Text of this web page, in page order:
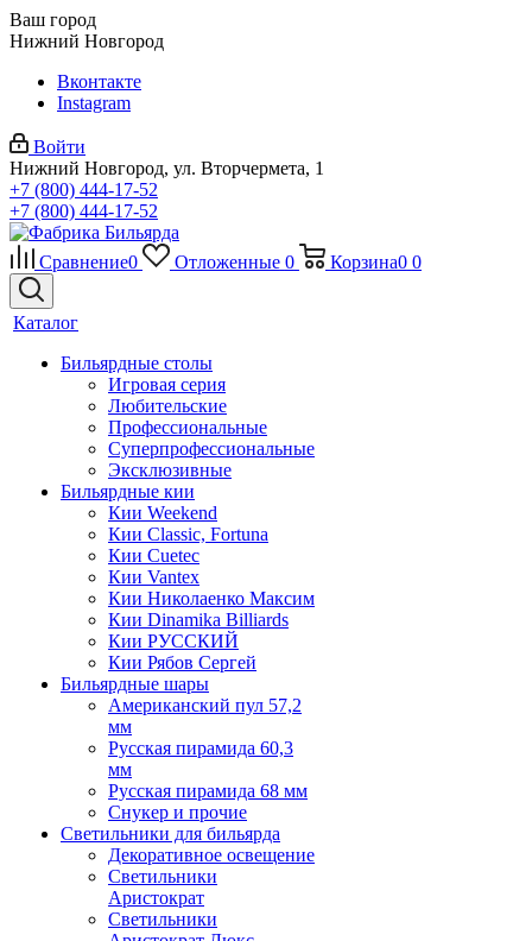
Ваш город
Нижний Новгород
Вконтакте
Instagram
Войти
Нижний Новгород, ул. Вторчермета, 1
+7 (800) 444-17-52
+7 (800) 444-17-52
Сравнение0 Отложенные 0 Корзина0 0
Каталог
Бильярдные столы
Игровая серия
Любительские
Профессиональные
Суперпрофессиональные
Эксклюзивные
Бильярдные кии
Кии Weekend
Кии Classic, Fortuna
Кии Cuetec
Кии Vantex
Кии Николаенко Максим
Кии Dinamika Billiards
Кии РУССКИЙ
Кии Рябов Сергей
Бильярдные шары
Американский пул 57,2
мм
Русская пирамида 60,3
мм
Русская пирамида 68 мм
Снукер и прочие
Светильники для бильярда
Декоративное освещение
Светильники
Аристократ
Светильники